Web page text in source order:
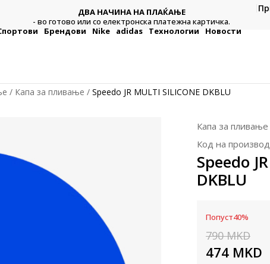
ДВА НАЧИНА НА ПЛАЌАЊЕ
- во готово или со електронска платежна картичка.
Брендови Nike adidas Технологии Новости
Капа за пливање Speedo JR MULTI SILICONE DKBLU
Капа за пливање
Код на
Speedo
DKBLU
Попуст40%
790 MKD
474 MKD